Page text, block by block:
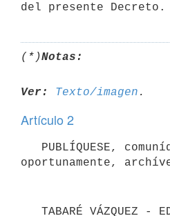
del presente Decreto.
(*)Notas:
Ver: Texto/imagen
Artículo 2
oportunamente,
TABARÉ VÁZQUEZ -